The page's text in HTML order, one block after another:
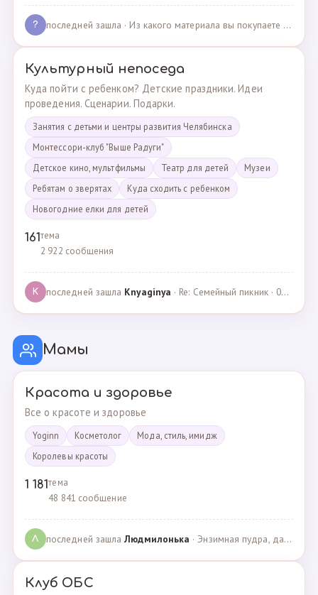
? последней зашла · Из какого материала вы покупаете одежду для своих д… · 03.05.2025
Культурный непоседа
Куда пойти с ребенком? Детские праздники. Идеи
проведения. Сценарии. Подарки.
Занятия с детьми и центры развития Челябинска
Монтессори-клуб "Выше Радуги"
Детское кино, мультфильмы
Театр для детей
Музеи
Ребятам о зверятах
Куда сходить с ребенком
Новогодние елки для детей
161тема
2 922 сообщения
K последней зашла Knyaginya · Re: Семейный пикник · 07.05.2025
Мамы
Красота и здоровье
Все о красоте и здоровье
Yoginn Косметолог
Мода, стиль, имидж
Королевы красоты
1 181тема
48 841 сообщение
Л последней зашлаЛюдмилонькa · Энзимная пудра, да или нет? · 29.06.2025
Клуб ОБС